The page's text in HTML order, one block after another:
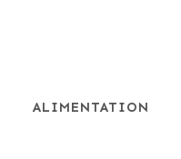
ALIMENTATION